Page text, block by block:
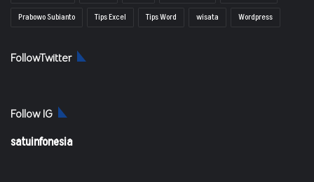
Prabowo Subianto
Tips Excel Tips Word wisata Wordpress
FollowTwitter
Follow IG
satuinfonesia